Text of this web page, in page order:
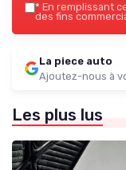
* En remplissant
des fins
La piece auto
Ajoutez-nous à
Les plus lus